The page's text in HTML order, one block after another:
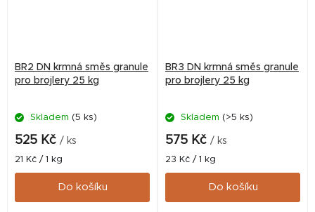
BR2 DN krmná směs granule
pro brojlery 25 kg
Skladem (5 ks)
525 Kč / ks
Měrná
cena:
21 Kč / 1 kg
Do košíku
BR3 DN krmná směs granule
pro brojlery 25 kg
Skladem (>5 ks)
575 Kč / ks
Měrná
cena:
23 Kč / 1 kg
Do košíku